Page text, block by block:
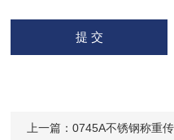
上一篇：0745A不锈钢称重